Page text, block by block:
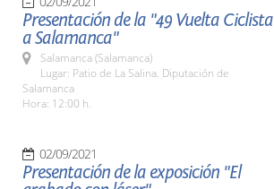
Presentación de la "49 Vuelta Ciclista
a Salamanca"
Salamanca (Salamanca)
Lugar: Patio de La Salina. Diputación de
Salamanca
Hora: 12:00 h.
02/09/2021
Presentación de la exposición "El